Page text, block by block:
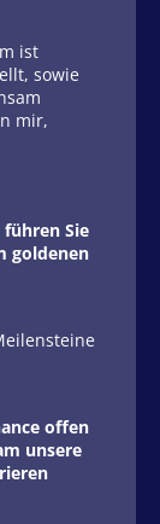
ist
sowie
mir,
Sie
goldenen
offen
unsere